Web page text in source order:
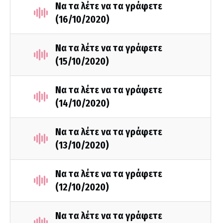
Να τα λέτε να τα γράφετε
(16/10/2020)
Να τα λέτε να τα γράφετε
(15/10/2020)
Να τα λέτε να τα γράφετε
(14/10/2020)
Να τα λέτε να τα γράφετε
(13/10/2020)
Να τα λέτε να τα γράφετε
(12/10/2020)
Να τα λέτε να τα γράφετε